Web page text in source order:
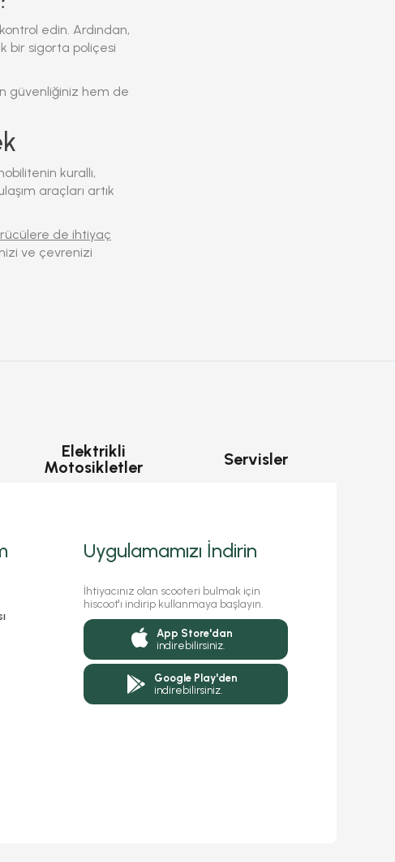
edin. Ardından,
bir sigorta poliçesi
güvenliğiniz hem de
kurallı,
araçları artık
de ihtiyaç
ve çevrenizi
Elektrikli
Motosikletler
Servisler
Uygulamamızı İndirin
İhtiyacınız olan scooteri bulmak için
hiscoot'ı indirip kullanmaya başlayın.
App Store'dan
indirebilirsiniz.
Google Play'den
indirebilirsiniz.